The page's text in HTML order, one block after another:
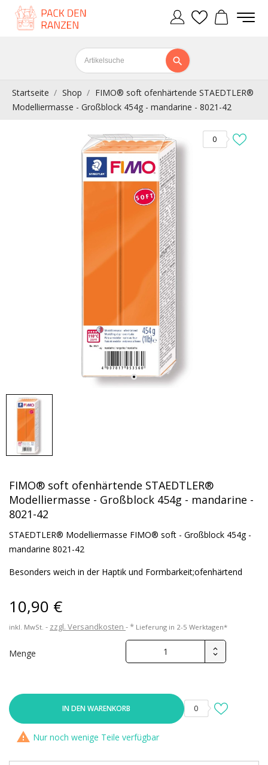
Startseite Shop
FIMO® soft ofenhärtende STAEDTLER®
Modelliermasse - Großblock 454g - mandarine - 8021-42
0
FIMO® soft ofenhärtende STAEDTLER®
Modelliermasse - Großblock 454g - mandarine -
8021-42
STAEDTLER® Modelliermasse FIMO® soft - Großblock 454g -
mandarine 8021-42
Besonders weich in der Haptik und Formbarkeit;ofenhärtend
10,90 €
inkl. MwSt. zzgl. Versandkosten * Lieferung in 2-5 Werktagen*
Menge
IN DEN WARENKORB 0
 Nur noch wenige Teile verfügbar